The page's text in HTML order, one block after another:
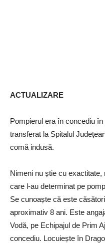
ACTUALIZARE
Pompierul era în concediu
transferat la Spitalul
comă indusă.
Nimeni nu știe cu
care l-au determinat pe
Se cunoaște că este
aproximativ 8 ani. Este
Vodă, pe Echipajul de Prim
concediu. Locuiește în